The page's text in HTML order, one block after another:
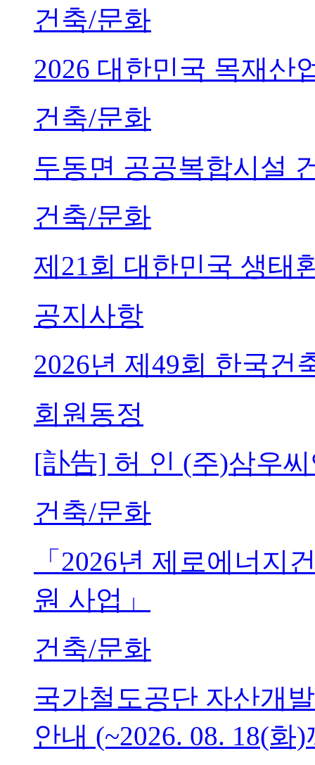
건축/문화
2026 대한민국 목재산
건축/문화
두동면 공공복합시설
건축/문화
제21회 대한민국 생태
공지사항
2026년 제49회 한국건
회원동정
[訃告] 허 인 (주)삼우
건축/문화
「2026년 제로에너지
원 사업」
건축/문화
국가철도공단 자산개
안내 (~2026. 08. 18(화